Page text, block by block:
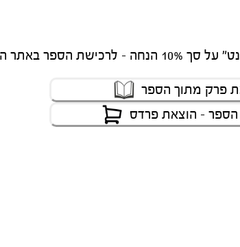
לקהילה המקצועית של "בטיפולנט" על סך 10% הנחה -
פרק מתוך הספר
- הוצאת פרדס